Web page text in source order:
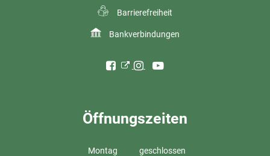
Barrierefreiheit
Bankverbindungen
Öffnungszeiten
Montag
geschlossen